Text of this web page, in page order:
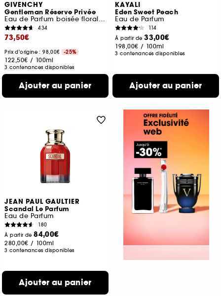
GIVENCHY
Gentleman Réserve Privée
Eau de Parfum boisée florale ambrée pour homme
434
73,50€
Prix d'origine : 98,00€ -25%
122,50€ / 100ml
3 contenances disponibles
Ajouter au panier
KAYALI
Eden Sweet Peach
Eau de Parfum
114
À partir de33,00€
198,00€ / 100ml
3 contenances disponibles
Ajouter au panier
JEAN PAUL GAULTIER
Scandal Le Parfum
Eau de Parfum
180
À partir de84,00€
280,00€ / 100ml
3 contenances disponibles
Ajouter au panier